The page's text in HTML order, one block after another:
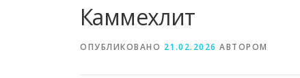
Каммехлит
ОПУБЛИКОВАНО 21.02.2026 АВТОРОМ